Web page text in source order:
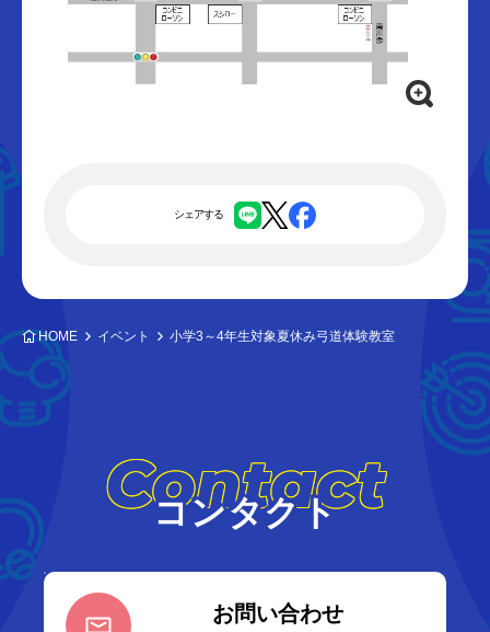
シェアする
HOME イベント 小学3～4年生対象夏休み弓道体験教室
Contact
コンタクト
お問い合わせ